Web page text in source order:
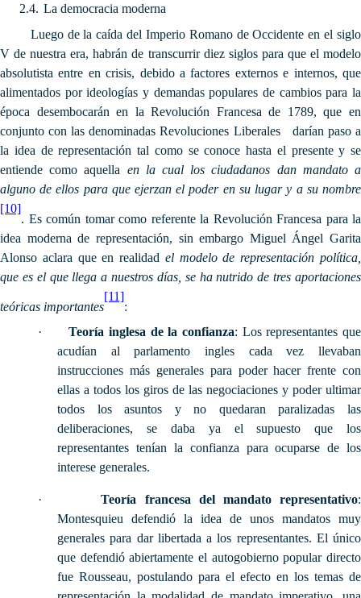
2.4. La democracia moderna
Luego de la caída del Imperio Romano de Occidente en el siglo
V de nuestra era, habrán de transcurrir diez siglos para que el modelo
absolutista entre en crisis, debido a factores externos e internos, que
alimentados por ideologías y demandas populares de cambios para la
época desembocarán en la Revolución Francesa de 1789, que en
conjunto con las denominadas Revoluciones Liberales darían paso a
la idea de representación tal como se conoce hasta el presente y se
entiende como aquella en la cual los ciudadanos dan mandato a
alguno de ellos para que ejerzan el poder en su lugar y a su nombre
[10]
. Es común tomar como referente la Revolución Francesa para la
idea moderna de representación, sin embargo Miguel Ángel Garita
Alonso aclara que en realidad el modelo de representación política,
que es el que llega a nuestros días, se ha nutrido de tres aportaciones
teóricas importantes
[11]
:
·
Teoría inglesa de la confianza: Los representantes que
acudían al parlamento ingles cada vez llevaban
instrucciones más generales para poder hacer frente con
ellas a todos los giros de las negociaciones y poder ultimar
todos los asuntos y no quedaran paralizadas las
deliberaciones, se daba ya el supuesto que los
representantes tenían la confianza para ocuparse de los
interese generales.
· Teoría francesa del mandato representativo:
Montesquieu defendió la idea de unos mandatos muy
generales para dar libertada a los representantes. El único
que defendió abiertamente el autogobierno popular directo
fue Rousseau, postulando para el efecto en los temas de